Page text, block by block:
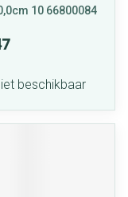
10 66800084
beschikbaar